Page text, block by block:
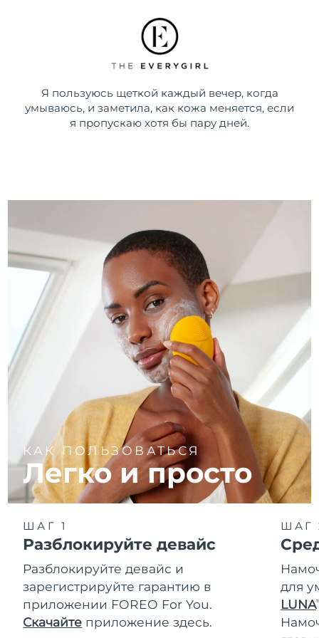
Я пользуюсь щеткой каждый вечер, когда
умываюсь, и заметила, как кожа меняется, если
я пропускаю хотя бы пару дней.
КАК ПОЛЬЗОВАТЬСЯ
Легко и просто
ШАГ 1
Разблокируйте девайс
Разблокируйте девайс и
зарегистрируйте гарантию в
приложении FOREO For You.
Скачайте приложение здесь.
ШАГ
для
LUNA